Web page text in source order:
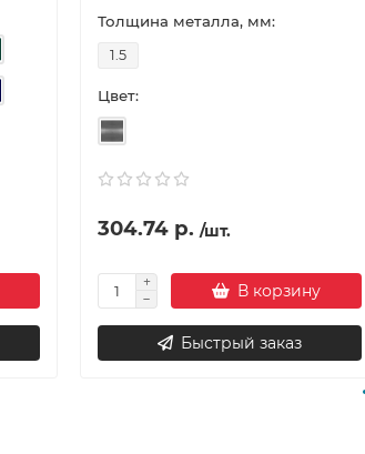
Толщина металла, мм:
1.5
Цвет:
304.74 р. /шт.
В корзину
Быстрый заказ